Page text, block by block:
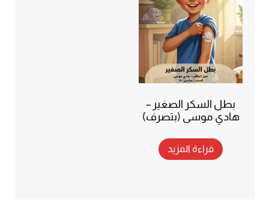
بطل السكر الصغير –
هادي موسى (بتصرف)
قراءة المزيد